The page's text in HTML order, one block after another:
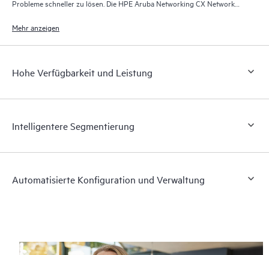
Probleme schneller zu lösen. Die HPE Aruba Networking CX Network
Netzwerkstatus auswirken können, und analysiert diese.
Mehr anzeigen
Hohe Verfügbarkeit und Leistung
Intelligentere Segmentierung
Automatisierte Konfiguration und Verwaltung